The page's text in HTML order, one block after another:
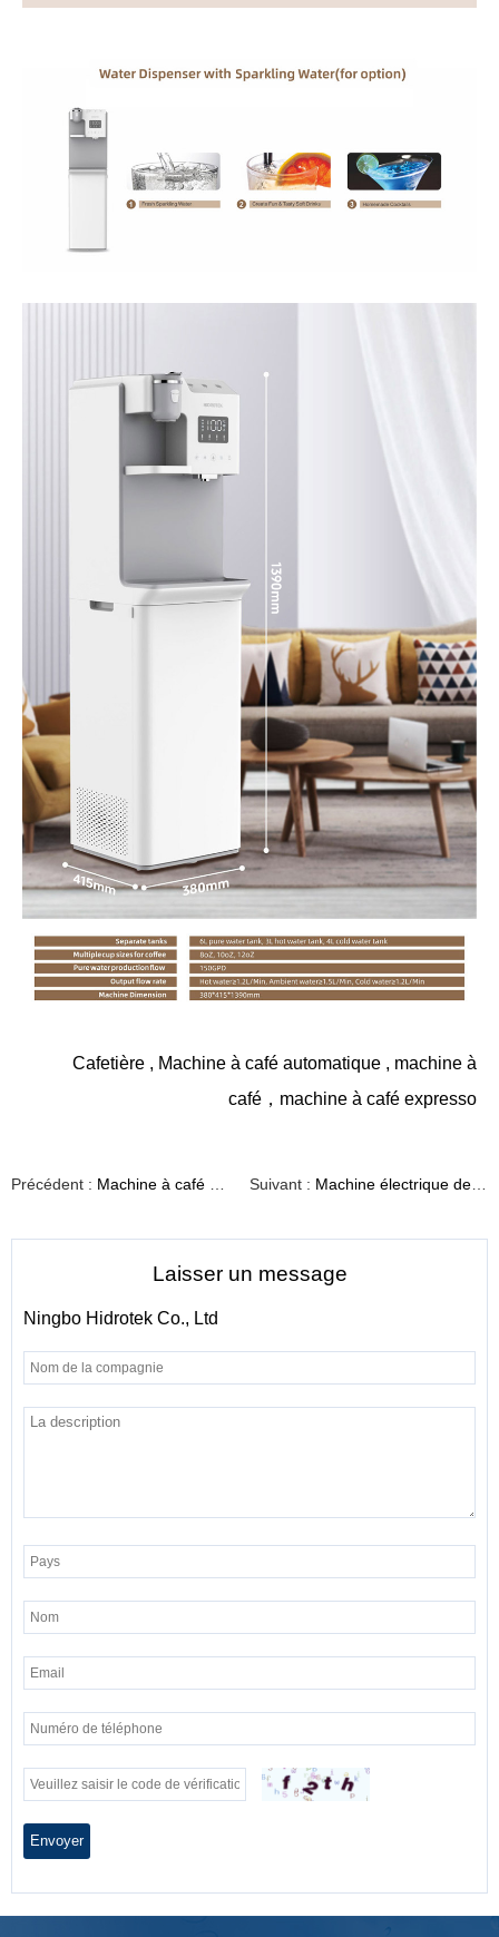
Cafetière , Machine à café automatique , machine à
café ， machine à café expresso
Suivant : Machine électrique de Moulin à café 200w avec récipient de haricot de grande capacité intégré
Précédent : Machine à café automatique en un clic cm3001
Laisser un message
Ningbo Hidrotek Co., Ltd
Envoyer